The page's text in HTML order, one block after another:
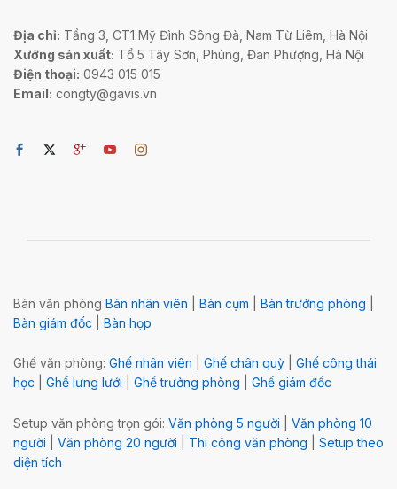
Địa chỉ: Tầng 3, CT1 Mỹ Đình Sông Đà, Nam Từ Liêm, Hà Nội
Xưởng sản xuất: Tổ 5 Tây Sơn, Phùng, Đan Phượng, Hà Nội
Điện thoại: 0943 015 015
Email: congty@gavis.vn
Bàn văn phòng Bàn nhân viên Bàn cụm Bàn trưởng phòng
Bàn giám đốc
Bàn họp
Ghế văn phòng: Ghế nhân viên Ghế chân quỳ
Ghế công thái
học
Ghế lưng lưới Ghế trưởng phòng Ghế giám đốc
Setup văn phòng trọn gói: Văn phòng 5 người
Văn phòng 10
người
Văn phòng 20 người Thi công văn phòng
Setup theo
diện tích